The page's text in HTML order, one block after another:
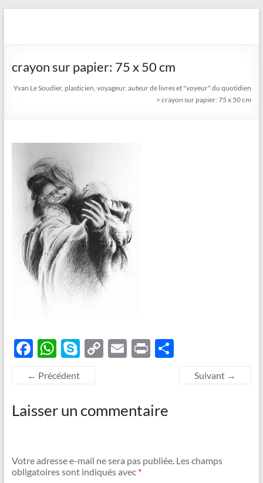
voyageur, auteur de livres
et "voyeur" du quotidien
crayon sur papier: 75 x 50 cm
Yvan Le Soudier, plasticien, voyageur, auteur de livres et "voyeur" du quotidien
>crayon sur papier: 75 x 50 cm
F
ac
e
b
o
k
W
h
at
s
A
p
S
y
p
e
C
y
Li
k
E P P
← Précédent Suivant →
Laisser un commentaire
Votre adresse e-mail ne sera pas publiée. Les champs
obligatoires sont indiqués avec *